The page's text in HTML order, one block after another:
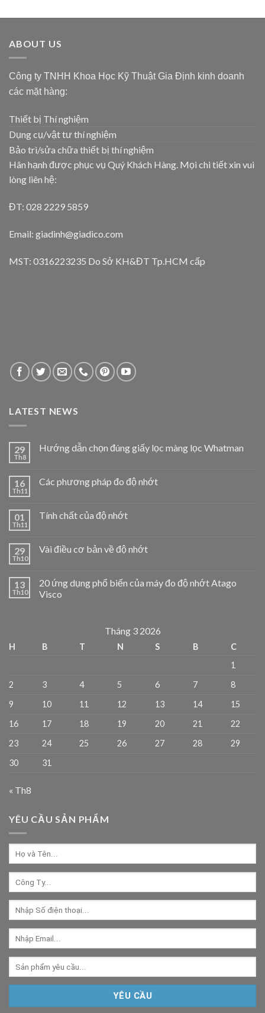
ABOUT US
Công ty TNHH Khoa Học Kỹ Thuật Gia Định kinh doanh
các mặt hàng:
Thiết bị Thí nghiệm
Dụng cụ/vật tư thí nghiệm
Bảo trì/sửa chữa thiết bị thí nghiệm
Hân hạnh được phục vụ Quý Khách Hàng. Mọi chi tiết xin vui
lòng liên hệ:
ĐT: 028 2229 5859
Email: giadinh@giadico.com
MST: 0316223235 Do Sở KH&ĐT Tp.HCM cấp
LATEST NEWS
29
Th8
Hướng dẫn chọn đúng giấy lọc màng lọc Whatman
16
Th11
Các phương pháp đo độ nhớt
01
Th11
Tính chất của độ nhớt
29
Th10
Vài điều cơ bản về độ nhớt
13
Th10
20 ứng dụng phổ biến của máy đo độ nhớt Atago
Visco
Tháng 3 2026
H B T N S B
C
1
2
3 4 5 6 7
8
9
10 11 12 13 14
15
16
17 18 19 20 21
22
23
24 25 26 27 28
29
30
31
« Th8
YÊU CẦU SẢN PHẨM